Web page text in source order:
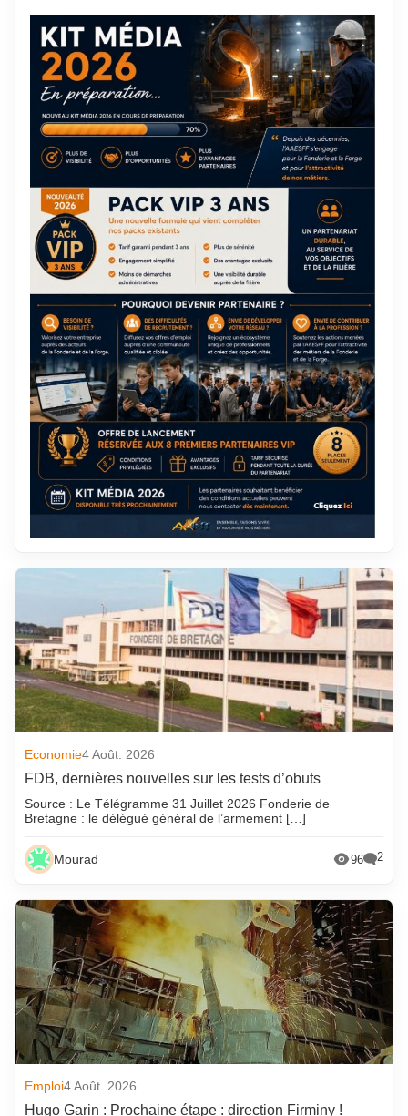
Economie4 Août. 2026
FDB, dernières nouvelles sur les tests d’obuts
Source : Le Télégramme 31 Juillet 2026 Fonderie de
Bretagne : le délégué général de l’armement […]
Mourad 96 2
Emploi4 Août. 2026
Hugo Garin : Prochaine étape : direction Firminy !